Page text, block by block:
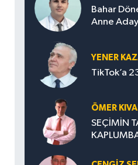
Bahar
Anne
YENER
TikTok’a
ÖMER
SEÇİMİN